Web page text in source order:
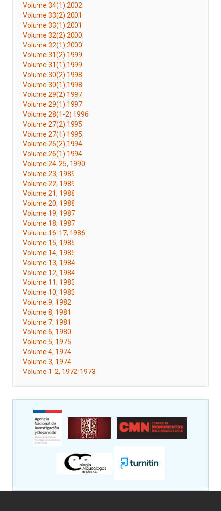
Volume 34(1) 2002
Volume 33(2) 2001
Volume 33(1) 2001
Volume 32(2) 2000
Volume 32(1) 2000
Volume 31(2) 1999
Volume 31(1) 1999
Volume 30(2) 1998
Volume 30(1) 1998
Volume 29(2) 1997
Volume 29(1) 1997
Volume 28(1-2) 1996
Volume 27(2) 1995
Volume 27(1) 1995
Volume 26(2) 1994
Volume 26(1) 1994
Volume 24-25, 1990
Volume 23, 1989
Volume 22, 1989
Volume 21, 1988
Volume 20, 1988
Volume 19, 1987
Volume 18, 1987
Volume 16-17, 1986
Volume 15, 1985
Volume 14, 1985
Volume 13, 1984
Volume 12, 1984
Volume 11, 1983
Volume 10, 1983
Volume 9, 1982
Volume 8, 1981
Volume 7, 1981
Volume 6, 1980
Volume 5, 1975
Volume 4, 1974
Volume 3, 1974
Volume 1-2, 1972-1973